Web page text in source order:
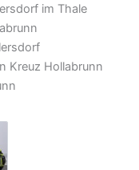
im Thale
Kreuz Hollabrunn